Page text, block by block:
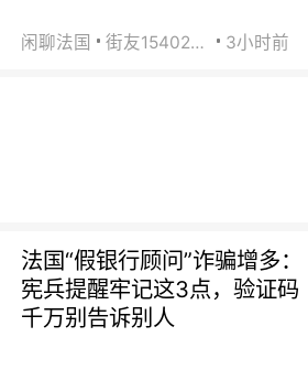
闲聊法国 街友15402223 3小时前
法国“假银行顾问”诈骗增多：
宪兵提醒牢记这3点，验证码
千万别告诉别人